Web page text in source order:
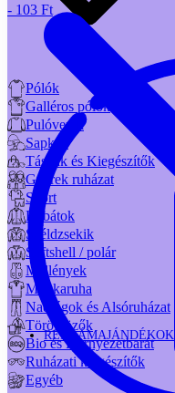
REKLÁMAJÁNDÉKOK
Pólók
Galléros pólók
Pulóverek
Sapkák
Táskák és Kiegészítők
Gyerek ruházat
Sport
Kabátok
Széldzsekik
Softshell / polár
Mellények
Munkaruha
Nadrágok és Alsóruházat
Törölközők
Bio és Környezetbarát
Ruházati kiegészítők
Egyéb
- 103 Ft